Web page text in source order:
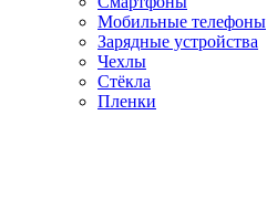
Мобильные телефоны
Зарядные устройства
Чехлы
Стёкла
Пленки